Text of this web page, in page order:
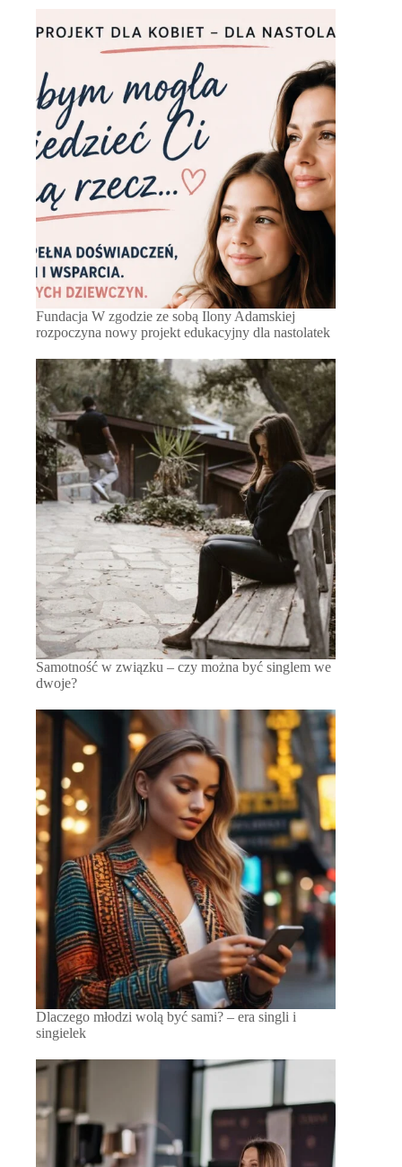
Fundacja W zgodzie ze sobą Ilony Adamskiej
rozpoczyna nowy projekt edukacyjny dla nastolatek
Samotność w związku – czy można być singlem we
dwoje?
Dlaczego młodzi wolą być sami? – era singli i
singielek